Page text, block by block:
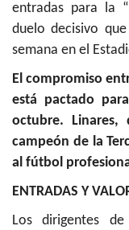
entradas para la
duelo decisivo
semana en el
El compromiso
está pactado
octubre.
campeón de la
al fútbol
ENTRADAS Y
Los dirigentes